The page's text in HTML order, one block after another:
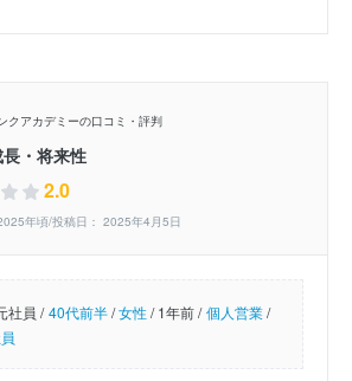
クアカデミーの口コミ・評判
・将来性
2.0
年頃/投稿日： 2025年4月5日
社員 / 40代前半/女性/1年前 / 個人営業/